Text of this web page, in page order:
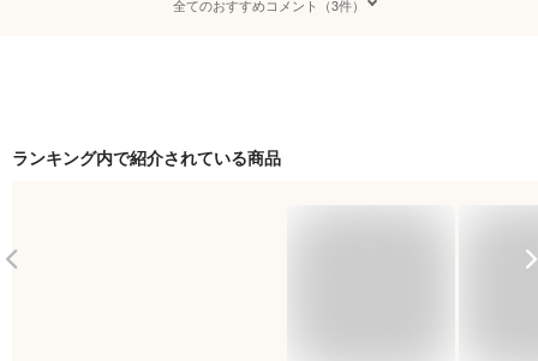
全てのおすすめコメント（3件）
ランキング内で紹介されている商品